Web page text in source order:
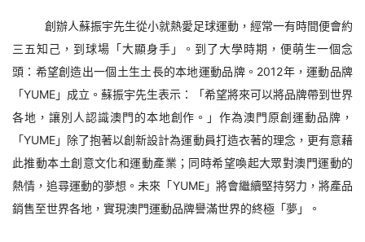
創辦人蘇振宇先生從小就熱愛足球運動，經常一有時間便會約
三五知己，到球場「大顯身手」。到了大學時期，便萌生一個念
頭：希望創造出一個土生土長的本地運動品牌。2012年，運動品牌
「YUME」成立。蘇振宇先生表示：「希望將來可以將品牌帶到世界
各地，讓別人認識澳門的本地創作。」作為澳門原創運動品牌，
「YUME」除了抱著以創新設計為運動員打造衣著的理念，更有意藉
此推動本土創意文化和運動產業；同時希望喚起大眾對澳門運動的
熱情，追尋運動的夢想。未來「YUME」將會繼續堅持努力，將產品
銷售至世界各地，實現澳門運動品牌譽滿世界的終極「夢」。